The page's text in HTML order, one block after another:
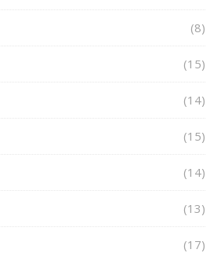
(8)
(15)
(14)
(15)
(14)
(13)
(17)